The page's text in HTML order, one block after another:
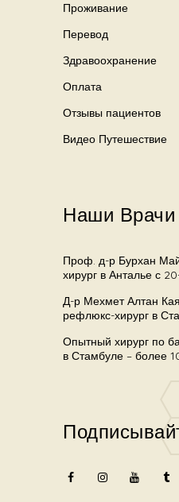
Проживание
Перевод
Здравоохранение
Оплата
Отзывы пациентов
Видео Путешествие
Наши Врачи
Проф. д-р Бурхан
хирург в Анталье с
Д-р Мехмет Алтан
рефлюкс-хирург в
Опытный хирург по
в Стамбуле – более